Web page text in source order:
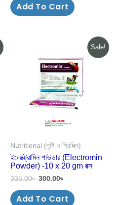
Add To Cart
Sale!
Nutritional (পুষ্টি ও প্রিমিক্স)
ইলেক্ট্রোমিন পাউডার (Electromin
Powder) -10 x 20 gm বক্স
335.00৳
was:
335.00৳ .
300.00৳
Current
is:
300.00৳ .
Add To Cart